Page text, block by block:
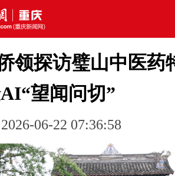
领探访璧山中医药
望闻问切”
06-22 07:36:58